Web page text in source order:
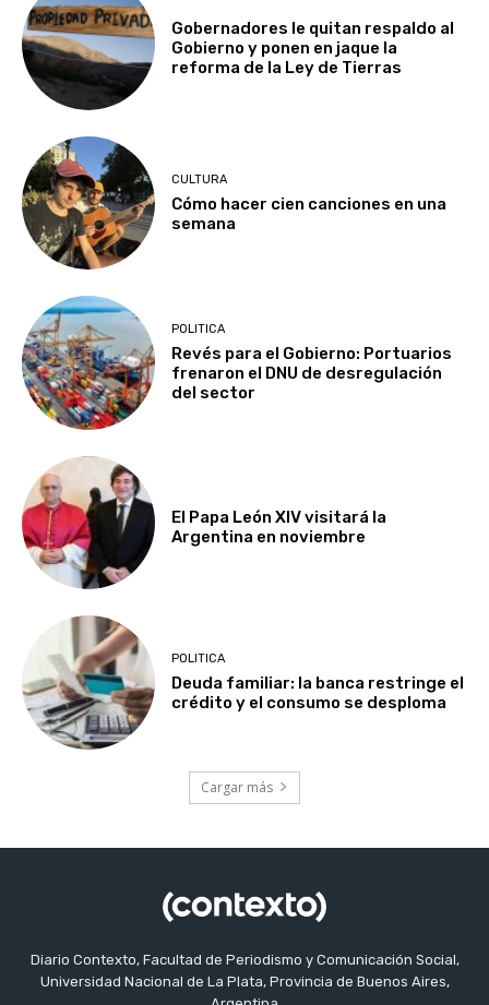
Gobernadores le quitan respaldo al
Gobierno y ponen en jaque la
reforma de la Ley de Tierras
CULTURA
Cómo hacer cien canciones en una
semana
POLITICA
Revés para el Gobierno: Portuarios
frenaron el DNU de desregulación
del sector
El Papa León XIV visitará la
Argentina en noviembre
POLITICA
Deuda familiar: la banca restringe el
crédito y el consumo se desploma
Cargar más
Diario Contexto, Facultad de Periodismo y Comunicación Social,
Universidad Nacional de La Plata, Provincia de Buenos Aires,